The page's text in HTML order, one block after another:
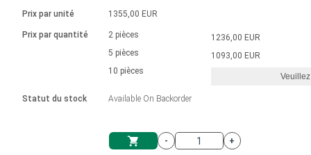
Système d'unité
Solénoïdes
Ø 28-42| 1-1400 rpm | <= 290Ncm
Contrôleur de moteur CC sans
Pilotes de moteurs à courant
continu à balais série DPWM
Pilotes de moteur pas à pas
Synchrone-Asynchrone | pour 1-4 actionneurs
Boîtes de contrôle
Synchrone-Asynchrone | pour 1-4 actionneurs
Français (EUR)
Prix par unité
Prix par quantité
Statut du stock
1355,00 EUR
2 pièces
5 pièces
10 pièces
Available On Backorder
1236,00 EUR
1093,00 EUR
- +